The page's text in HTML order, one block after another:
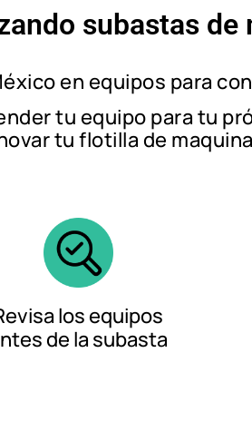
subastas
en equipos para
tu equipo para tu
tu flotilla de
los equipos
de la subasta